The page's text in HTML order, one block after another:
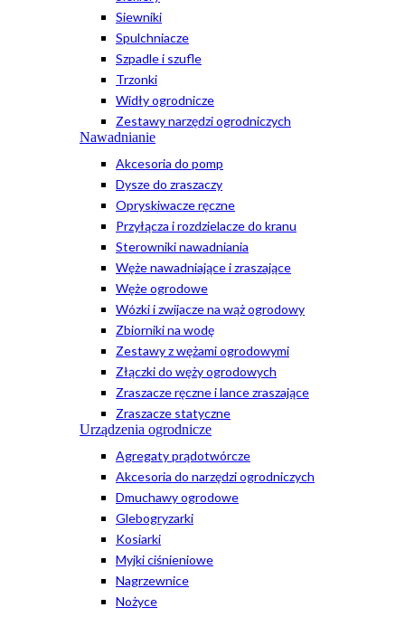
Siewniki
Spulchniacze
Szpadle i szufle
Trzonki
Widły ogrodnicze
Zestawy narzędzi ogrodniczych
Nawadnianie
Akcesoria do pomp
Dysze do zraszaczy
Opryskiwacze ręczne
Przyłącza i rozdzielacze do kranu
Sterowniki nawadniania
Węże nawadniające i zraszające
Węże ogrodowe
Wózki i zwijacze na wąż ogrodowy
Zbiorniki na wodę
Zestawy z wężami ogrodowymi
Złączki do węży ogrodowych
Zraszacze ręczne i lance zraszające
Zraszacze statyczne
Urządzenia ogrodnicze
Agregaty prądotwórcze
Akcesoria do narzędzi ogrodniczych
Dmuchawy ogrodowe
Glebogryzarki
Kosiarki
Myjki ciśnieniowe
Nagrzewnice
Nożyce